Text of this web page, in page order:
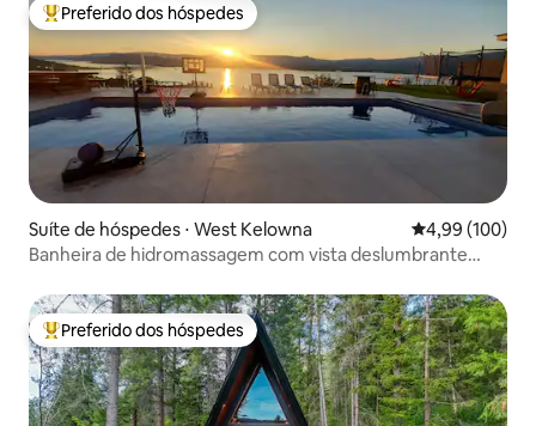
Entre os melhores preferidos dos hóspedes
Preferido dos hóspedes
Suíte de hóspedes ⋅ West Kelowna 4,99 de uma
4,99 (100)
Banheira de hidromassagem com vista deslumbrante
Entre os melhores preferidos dos hóspedes
Preferido dos hóspedes